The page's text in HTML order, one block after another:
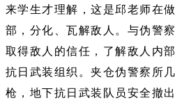
来学生才理解，这是邱老师在
部，分化、瓦解敌人。与伪警
取得敌人的信任，了解敌人内
抗日武装组织。夹仓伪警察所
枪，地下抗日武装队员安全撤